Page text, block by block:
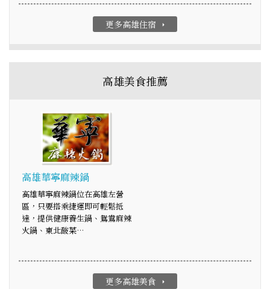
更多高雄住宿 arrow_right
高雄美食推薦
高雄華寧麻辣鍋
高雄華寧麻辣鍋位在高雄左營
區，只要搭乘捷運即可輕鬆抵
達，提供健康養生鍋、鴛鴦麻辣
火鍋、東北酸菜…
更多高雄美食 arrow_right